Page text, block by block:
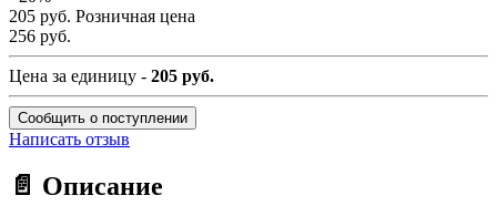
205 руб. Розничная цена
256 руб.
Цена за единицу - 205 руб.
Сообщить о поступлении
Написать отзыв
📄 Описание